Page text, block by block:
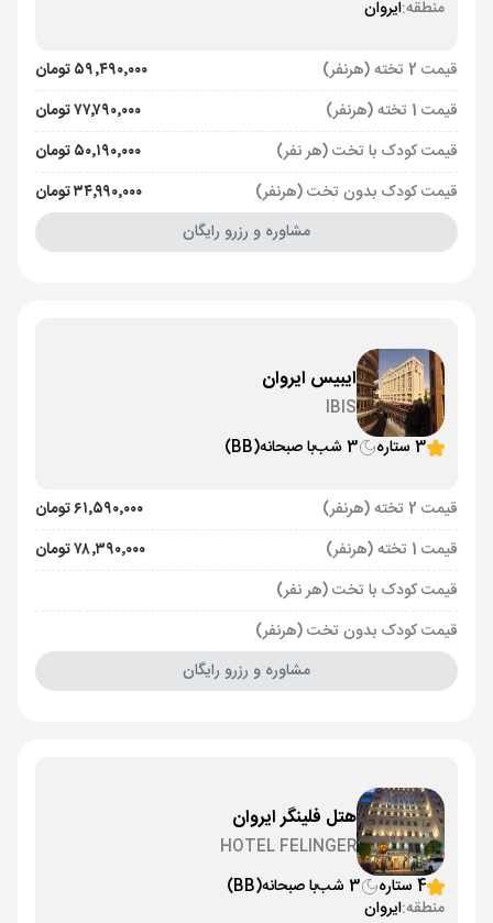
منطقه:ایروان
قیمت 2 تخته (هرنفر)
۵۹٬۴۹۰٬۰۰۰ تومان
قیمت 1 تخته (هرنفر)
۷۷٬۷۹۰٬۰۰۰ تومان
قیمت کودک با تخت (هر نفر)
۵۰٬۱۹۰٬۰۰۰ تومان
قیمت کودک بدون تخت (هرنفر)
۳۴٬۹۹۰٬۰۰۰ تومان
مشاوره و رزرو رایگان
ایبیس ایروان
IBIS
3 ستاره
3 شب با صبحانه(BB)
قیمت 2 تخته (هرنفر)
۶۱٬۵۹۰٬۰۰۰ تومان
قیمت 1 تخته (هرنفر)
۷۸٬۳۹۰٬۰۰۰ تومان
قیمت کودک با تخت (هر نفر)
قیمت کودک بدون تخت (هرنفر)
مشاوره و رزرو رایگان
هتل فلینگر ایروان
HOTEL FELINGER
4 ستاره
3 شب با صبحانه(BB)
منطقه:ایروان